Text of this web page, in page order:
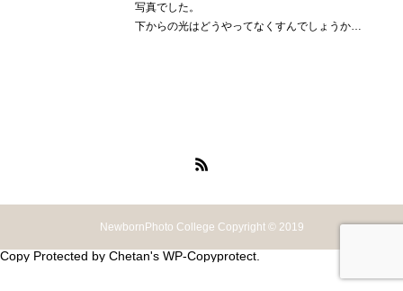
写真でした。
下からの光はどうやってなくすんでしょうか…
NewbornPhoto College Copyright © 2019
Copy Protected by Chetan's WP-Copyprotect